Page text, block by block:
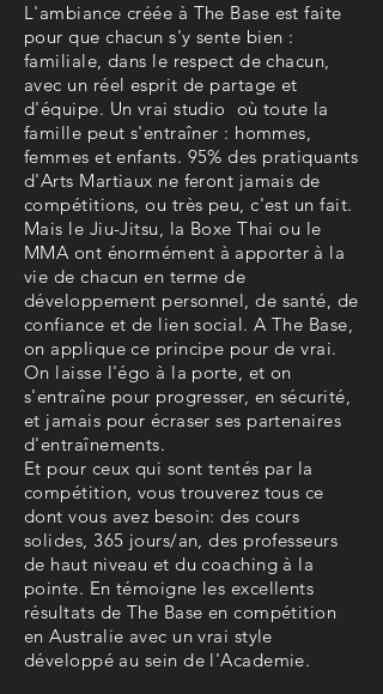
L'ambiance créée à The Base est faite
pour que chacun s'y sente bien :
familiale, dans le respect de chacun,
avec un réel esprit de partage et
d'équipe. Un vrai studio où toute la
famille peut s'entraîner : hommes,
femmes et enfants. 95% des pratiquants
d'Arts Martiaux ne feront jamais de
compétitions, ou très peu, c'est un fait.
Mais le Jiu-Jitsu, la Boxe Thai ou le
MMA ont énormément à apporter à la
vie de chacun en terme de
développement personnel, de santé, de
confiance et de lien social. A The Base,
on applique ce principe pour de vrai.
On laisse l'égo à la porte, et on
s'entraîne pour progresser, en sécurité,
et jamais pour écraser ses partenaires
d'entraînements.
Et pour ceux qui sont tentés par la
compétition, vous trouverez tous ce
dont vous avez besoin: des cours
solides, 365 jours/an, des professeurs
de haut niveau et du coaching à la
pointe. En témoigne les excellents
résultats de The Base en compétition
en Australie avec un vrai style
développé au sein de l'Academie.